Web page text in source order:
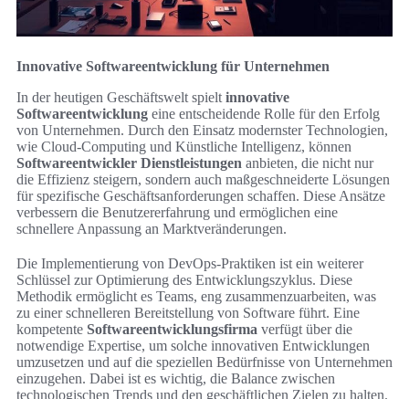
Innovative Softwareentwicklung für Unternehmen
In der heutigen Geschäftswelt spielt innovative
Softwareentwicklung eine entscheidende Rolle für den Erfolg
von Unternehmen. Durch den Einsatz modernster Technologien,
wie Cloud-Computing und Künstliche Intelligenz, können
Softwareentwickler Dienstleistungen anbieten, die nicht nur
die Effizienz steigern, sondern auch maßgeschneiderte Lösungen
für spezifische Geschäftsanforderungen schaffen. Diese Ansätze
verbessern die Benutzererfahrung und ermöglichen eine
schnellere Anpassung an Marktveränderungen.
Die Implementierung von DevOps-Praktiken ist ein weiterer
Schlüssel zur Optimierung des Entwicklungszyklus. Diese
Methodik ermöglicht es Teams, eng zusammenzuarbeiten, was
zu einer schnelleren Bereitstellung von Software führt. Eine
kompetente Softwareentwicklungsfirma verfügt über die
notwendige Expertise, um solche innovativen Entwicklungen
umzusetzen und auf die speziellen Bedürfnisse von Unternehmen
einzugehen. Dabei ist es wichtig, die Balance zwischen
technologischen Trends und den geschäftlichen Zielen zu halten.